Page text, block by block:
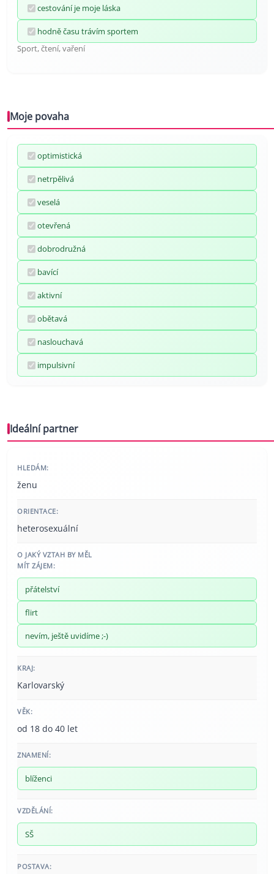
cestování je moje láska
hodně času trávím sportem
Sport, čtení, vaření
Moje povaha
optimistická
netrpělivá
veselá
otevřená
dobrodružná
bavící
aktivní
obětavá
naslouchavá
impulsivní
Ideální partner
HLEDÁM:
ženu
ORIENTACE:
heterosexuální
O JAKÝ VZTAH BY MĚL
MÍT ZÁJEM:
přátelství
flirt
nevím, ještě uvidíme ;-)
KRAJ:
Karlovarský
VĚK:
od 18 do 40 let
ZNAMENÍ:
blíženci
VZDĚLÁNÍ:
SŠ
POSTAVA: